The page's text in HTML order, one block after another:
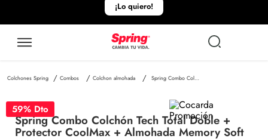
¡Lo quiero!
Combos Colchon almohada Spring Combo Colchón Tech Total Doble + Protector CoolMax + Almohada Memory Soft
59% Dto
Spring Combo Colchón Tech Total Doble +
Protector CoolMax + Almohada Memory Soft